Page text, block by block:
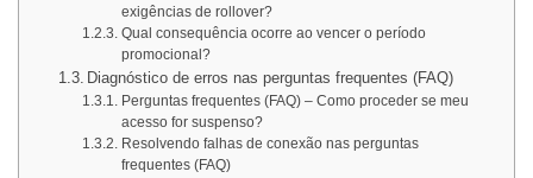
exigências de rollover?
Qual consequência ocorre ao vencer o período
promocional?
Diagnóstico de erros nas perguntas frequentes (FAQ)
Perguntas frequentes (FAQ) – Como proceder se meu
acesso for suspenso?
Resolvendo falhas de conexão nas perguntas
frequentes (FAQ)